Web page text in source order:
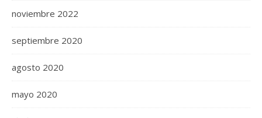
noviembre 2022
septiembre 2020
agosto 2020
mayo 2020